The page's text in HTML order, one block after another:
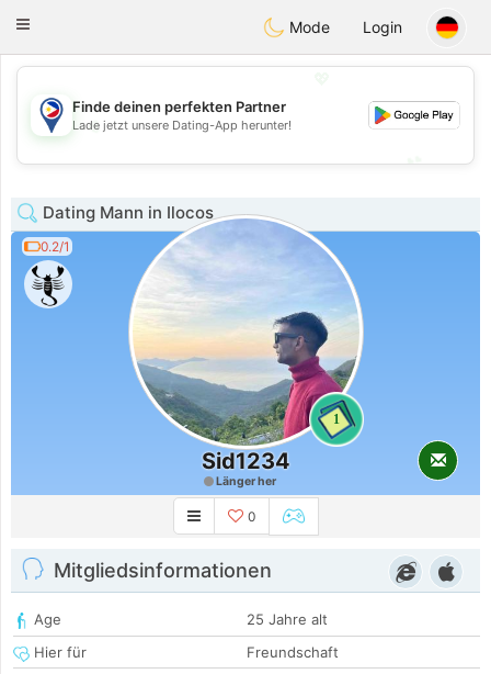
Philippines Chat
Toggle
Mode Login
💖
Finde deinen perfekten Partner
Lade jetzt unsere Dating-App herunter!
Dating Mann in Ilocos
0.2/1
1
Sid1234
Länger her
0
Mitgliedsinformationen
Age
25 Jahre alt
Hier für
Freundschaft